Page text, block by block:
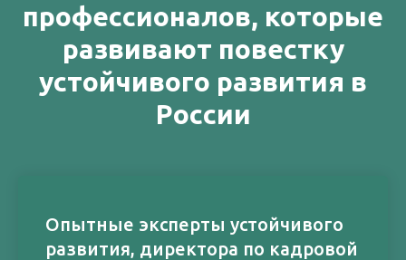
профессионалов, которые
развивают повестку
устойчивого развития в
России
Опытные эксперты устойчивого
развития, директора по кадровой